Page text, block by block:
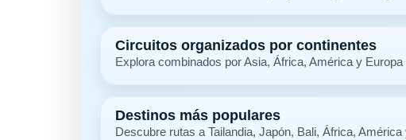
Circuitos organizados por continentes
Explora combinados por Asia, África, América y
Destinos más populares
Descubre rutas a Tailandia, Japón, Bali, África,